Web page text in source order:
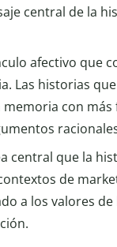
central de la
afectivo que
Las historias
con más
central que la
de
a los valores